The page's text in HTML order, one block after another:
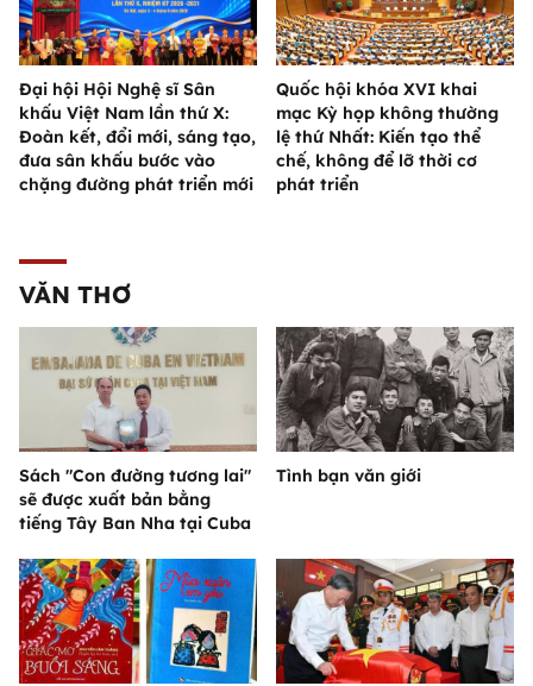
Đại hội Hội Nghệ sĩ Sân
khấu Việt Nam lần thứ X:
Đoàn kết, đổi mới, sáng tạo,
đưa sân khấu bước vào
chặng đường phát triển mới
Quốc hội khóa XVI khai
mạc Kỳ họp không thường
lệ thứ Nhất: Kiến tạo thể
chế, không để lỡ thời cơ
phát triển
VĂN THƠ
Sách "Con đường tương lai"
sẽ được xuất bản bằng
tiếng Tây Ban Nha tại Cuba
Tình bạn văn giới